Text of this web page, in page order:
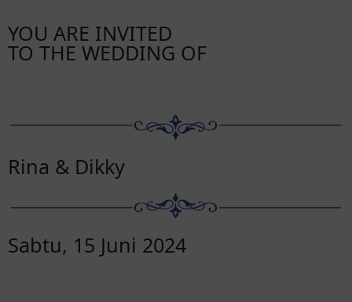
YOU ARE INVITED
TO THE WEDDING OF
Rina & Dikky
Sabtu, 15 Juni 2024